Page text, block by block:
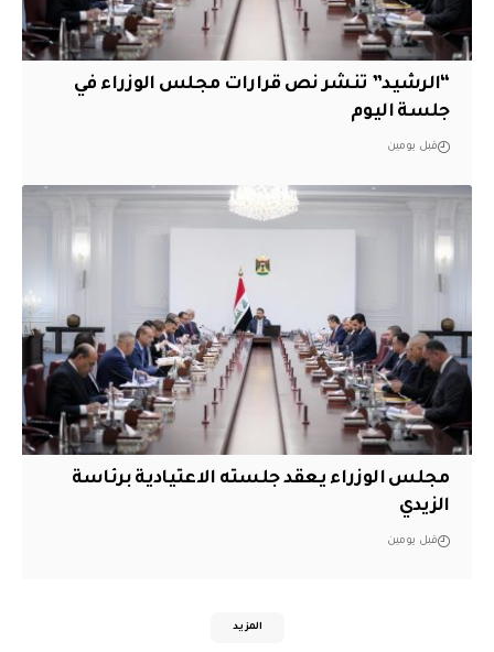
“الرشيد” تنشر نص قرارات مجلس الوزراء في
جلسة اليوم
قبل يومين
مجلس الوزراء يعقد جلسته الاعتيادية برئاسة
الزيدي
قبل يومين
المزيد